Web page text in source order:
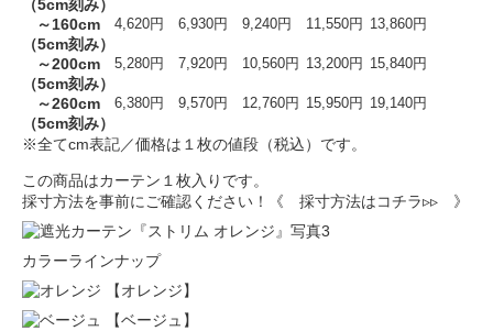
（5cm刻み）
～160cm
（5cm刻み）
4,620円 6,930円 9,240円 11,550円 13,860円
～200cm
（5cm刻み）
5,280円 7,920円 10,560円 13,200円 15,840円
～260cm
（5cm刻み）
6,380円 9,570円 12,760円 15,950円 19,140円
※全てcm表記／価格は１枚の値段（税込）です。
この商品はカーテン１枚入りです。
採寸方法を事前にご確認ください！
《 採寸方法はコチラ▹▹ 》
カラーラインナップ
【オレンジ】
【ベージュ】